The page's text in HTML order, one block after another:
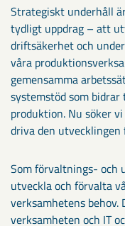
Strategiskt underhåll
tydligt uppdrag – att
driftsäkerhet och
våra
gemensamma
systemstöd som
produktion. Nu söker
driva den utvecklingen
Som förvaltnings- och
utveckla och förvalta
verksamhetens behov.
verksamheten och IT